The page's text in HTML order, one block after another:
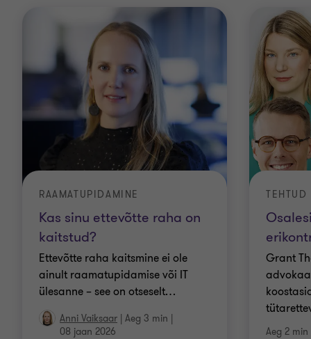
Kas sinu ettevõtte raha on
kaitstud?
RAAMATUPIDAMINE
Ettevõtte raha kaitsmine ei ole
ainult raamatupidamise või IT
ülesanne – see on otseselt…
Anni Vaiksaar | Aeg 3 min |
08 jaan 2026
TEHTUD
Grant
Aeg 2 min